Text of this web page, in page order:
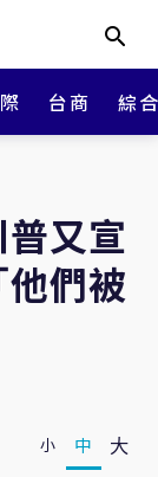
台商 綜
又宣
們被
小 中 大